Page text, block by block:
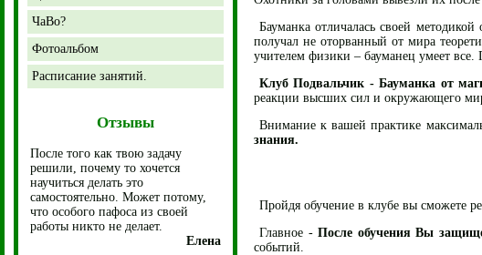
ЧаВо?
Фотоальбом
Расписание занятий.
Отзывы
После того как твою задачу
решили, почему то хочется
научиться делать это
самостоятельно. Может потому,
что особого пафоса из своей
работы никто не делает.
Елена
Бауманка отличалась своей
получал не оторванный от мира
учителем физики – бауманец умеет
Клуб Подвальчик - Бауманка от
реакции высших сил и окружающего
Внимание к вашей практике
знания.
Пройдя обучение в клубе вы сможете
Главное -После обучения Вы
событий.